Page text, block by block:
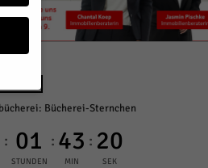
Bücherei-Sternchen
: 01
STUNDEN
: 43
MIN
: 19
SEK